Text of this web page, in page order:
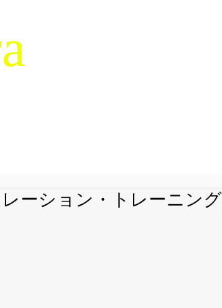
レーション・トレーニン